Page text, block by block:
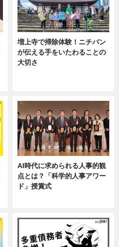
増上寺で掃除体験！ニチバン
が伝える手をいたわることの
大切さ
AI時代に求められる人事的観
点とは？「科学的人事アワー
ド」授賞式